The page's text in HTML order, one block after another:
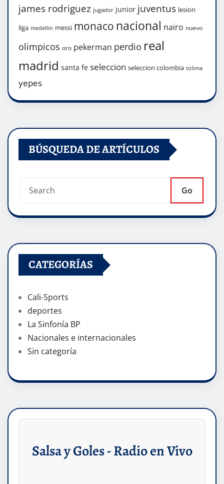
james rodriguez jugador junior juventus lesion
liga medellin messi monaco nacional nairo nuevo
olimpicos oro pekerman perdio real
madrid santa fe seleccion seleccion colombia tolima
yepes
BÚSQUEDA DE ARTÍCULOS
Go
CATEGORÍAS
Cali-Sports
deportes
La Sinfonía BP
Nacionales e internacionales
Sin categoría
Salsa y Goles - Radio en Vivo